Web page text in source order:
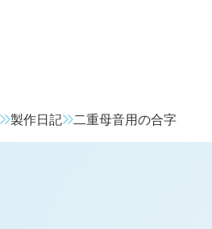
製作日記 二重母音用の合字